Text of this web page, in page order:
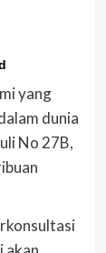
yang
dunia
No 27B,